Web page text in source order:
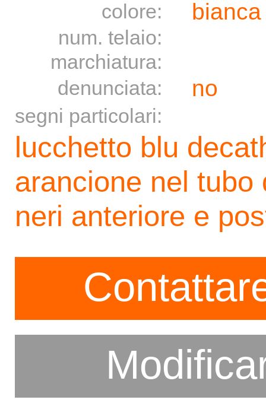
colore:
num. telaio:
marchiatura:
denunciata:
no
segni particolari:
lucchetto blu
arancione nel
neri anteriore e